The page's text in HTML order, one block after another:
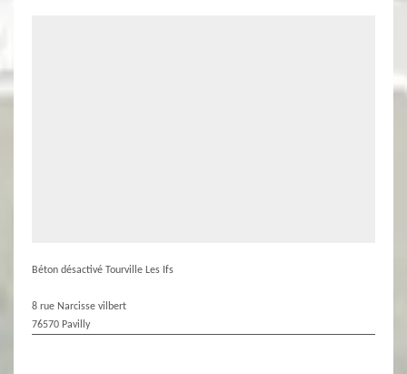
Béton désactivé Tourville Les Ifs
8 rue Narcisse vilbert
76570 Pavilly